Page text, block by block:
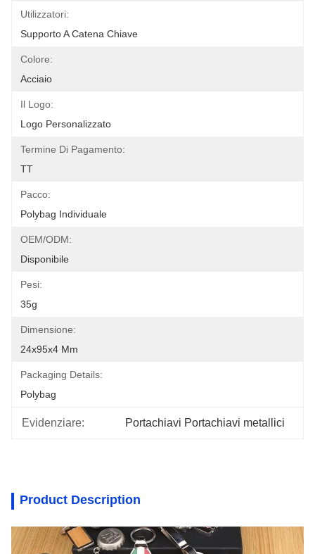
Utilizzatori:
Supporto A Catena Chiave
Colore:
Acciaio
Il Logo:
Logo Personalizzato
Termine Di Pagamento:
TT
Pacco:
Polybag Individuale
OEM/ODM:
Disponibile
Pesi:
35g
Dimensione:
24x95x4 Mm
Packaging Details:
Polybag
Evidenziare: Portachiavi Portachiavi metallici
Product Description